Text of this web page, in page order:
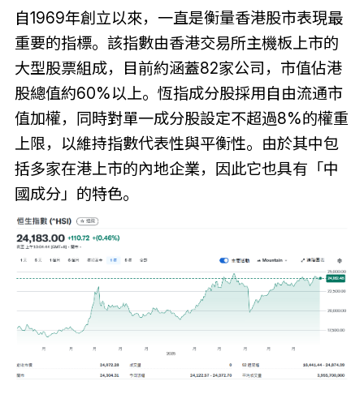
自1969年創立以來，一直是衡量香港股市表現最
重要的指標。該指數由香港交易所主機板上市的
大型股票組成，目前約涵蓋82家公司，市值佔港
股總值約60%以上。恆指成分股採用自由流通市
值加權，同時對單一成分股設定不超過8%的權重
上限，以維持指數代表性與平衡性。由於其中包
括多家在港上市的內地企業，因此它也具有「中
國成分」的特色。